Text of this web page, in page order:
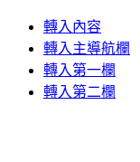
轉入內容
轉入主導航欄
轉入第一欄
轉入第二欄